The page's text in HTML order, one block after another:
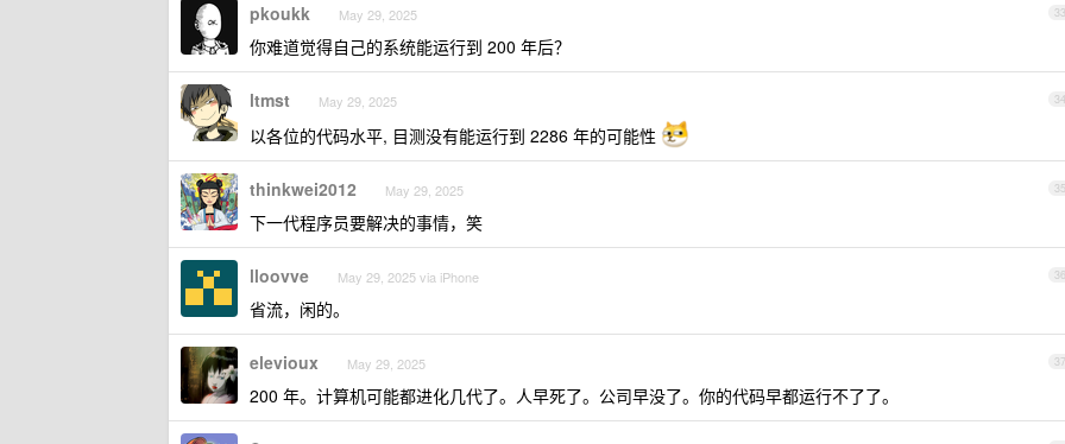
33
pkoukk May 29, 2025
你难道觉得自己的系统能运行到 200 年后？
34
ltmst May 29, 2025
以各位的代码水平, 目测没有能运行到 2286 年的可能性
35
thinkwei2012 May 29, 2025
下一代程序员要解决的事情，笑
36
lloovve May 29, 2025 via iPhone
省流，闲的。
37
elevioux May 29, 2025
200 年。计算机可能都进化几代了。人早死了。公司早没了。你的代码早都运行不了了。